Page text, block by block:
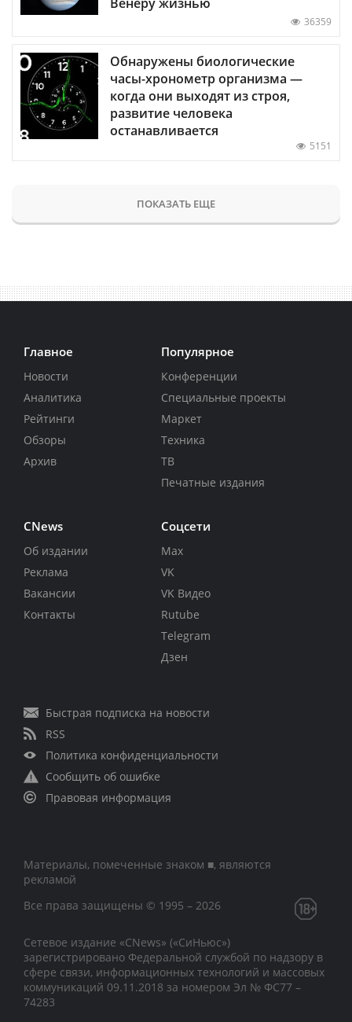
36359
Обнаружены биологические
часы-хронометр организма —
когда они выходят из строя,
развитие человека
останавливается
5151
ПОКАЗАТЬ ЕЩЕ
Главное
Новости
Аналитика
Рейтинги
Обзоры
Архив
Популярное
Конференции
Специальные проекты
Маркет
Техника
ТВ
Печатные издания
CNews
Об издании
Реклама
Вакансии
Контакты
Соцсети
Max
VK
VK Видео
Rutube
Telegram
Дзен
Быстрая подписка на новости
RSS
Политика конфиденциальности
Сообщить об ошибке
Правовая информация
Материалы, помеченные знаком ■, являются
рекламой
Все права защищены © 1995 – 2026
Сетевое издание «CNews» («СиНьюс»)
зарегистрировано Федеральной службой по надзору в
сфере связи, информационных технологий и массовых
коммуникаций 09.11.2018 за номером Эл № ФС77 –
74283